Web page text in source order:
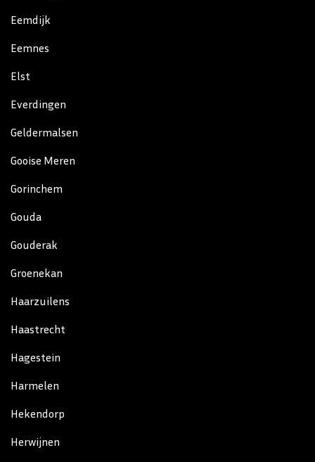
Eemdijk
Eemnes
Elst
Everdingen
Geldermalsen
Gooise Meren
Gorinchem
Gouda
Gouderak
Groenekan
Haarzuilens
Haastrecht
Hagestein
Harmelen
Hekendorp
Herwijnen